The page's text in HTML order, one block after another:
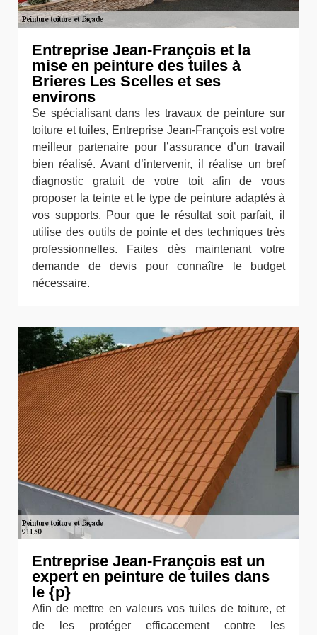
Entreprise Jean-François et la
mise en peinture des tuiles à
Brieres Les Scelles et ses
environs
Se spécialisant dans les travaux de peinture sur
toiture et tuiles, Entreprise Jean-François est votre
meilleur partenaire pour l’assurance d’un travail
bien réalisé. Avant d’intervenir, il réalise un bref
diagnostic gratuit de votre toit afin de vous
proposer la teinte et le type de peinture adaptés à
vos supports. Pour que le résultat soit parfait, il
utilise des outils de pointe et des techniques très
professionnelles. Faites dès maintenant votre
demande de devis pour connaître le budget
nécessaire.
Entreprise Jean-François est un
expert en peinture de tuiles dans
le {p}
Afin de mettre en valeurs vos tuiles de toiture, et
de les protéger efficacement contre les